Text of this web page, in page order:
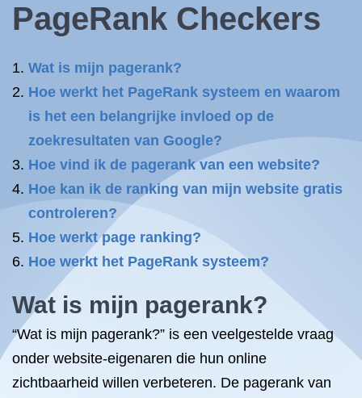
PageRank Checkers
Wat is mijn pagerank?
Hoe werkt het PageRank systeem en waarom
is het een belangrijke invloed op de
zoekresultaten van Google?
Hoe vind ik de pagerank van een website?
Hoe kan ik de ranking van mijn website gratis
controleren?
Hoe werkt page ranking?
Hoe werkt het PageRank systeem?
Wat is mijn pagerank?
“Wat is mijn pagerank?” is een veelgestelde vraag
onder website-eigenaren die hun online
zichtbaarheid willen verbeteren. De pagerank van